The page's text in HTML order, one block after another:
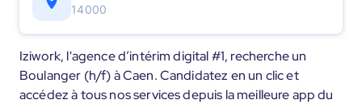
14000
Iziwork, l'agence d’intérim digital #1, recherche un
Boulanger (h/f) à Caen. Candidatez en un clic et
accédez à tous nos services depuis la meilleure app du